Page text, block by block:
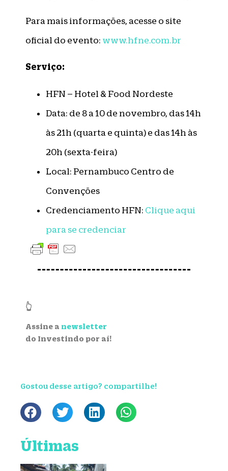
Para mais informações, acesse o site
oficial do evento: www.hfne.com.br
Serviço:
HFN – Hotel & Food Nordeste
Data: de 8 a 10 de novembro, das 14h
às 21h (quarta e quinta) e das 14h às
20h (sexta-feira)
Local: Pernambuco Centro de
Convenções
Credenciamento HFN: Clique aqui
para se credenciar
👆
Assine a newsletter
do Investindo por aí!
Gostou desse artigo? compartilhe!
Últimas